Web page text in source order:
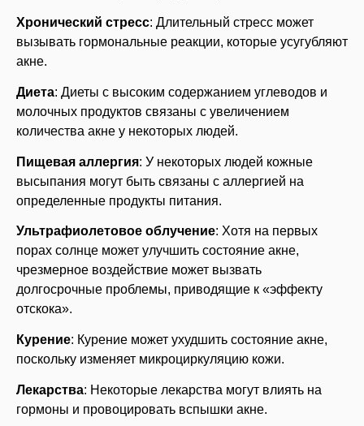
Хронический стресс: Длительный стресс может
вызывать гормональные реакции, которые усугубляют
акне.
Диета: Диеты с высоким содержанием углеводов и
молочных продуктов связаны с увеличением
количества акне у некоторых людей.
Пищевая аллергия: У некоторых людей кожные
высыпания могут быть связаны с аллергией на
определенные продукты питания.
Ультрафиолетовое облучение: Хотя на первых
порах солнце может улучшить состояние акне,
чрезмерное воздействие может вызвать
долгосрочные проблемы, приводящие к «эффекту
отскока».
Курение: Курение может ухудшить состояние акне,
поскольку изменяет микроциркуляцию кожи.
Лекарства: Некоторые лекарства могут влиять на
гормоны и провоцировать вспышки акне.